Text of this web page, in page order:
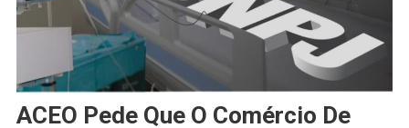
ACEO Pede Que O Comércio De